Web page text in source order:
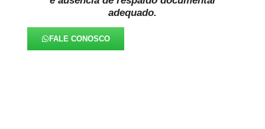
adequado.
FALE CONOSCO